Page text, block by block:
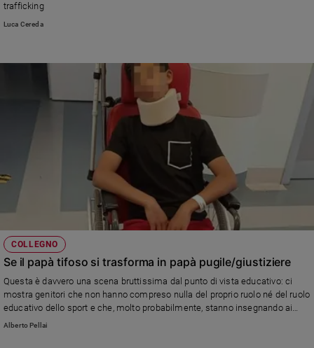
trafficking
Luca Cereda
COLLEGNO
Se il papà tifoso si trasforma in papà pugile/giustiziere
Questa è davvero una scena bruttissima dal punto di vista educativo: ci
mostra genitori che non hanno compreso nulla del proprio ruolo né del ruolo
educativo dello sport e che, molto probabilmente, stanno insegnando ai
propri figli che fanno sport l'esatto contrario di ciò che lo sport dovrebbe
Alberto Pellai